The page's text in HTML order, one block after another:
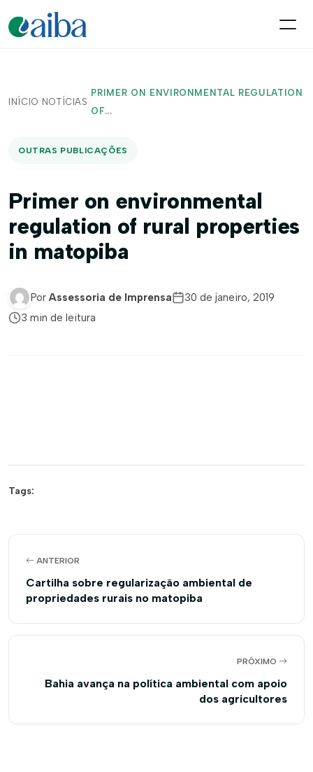
INÍCIO/ NOTÍCIAS /
PRIMER ON ENVIRONMENTAL REGULATION
OF...
OUTRAS PUBLICAÇÕES
Primer on environmental
regulation of rural properties
in matopiba
Por Assessoria de Imprensa
30 de janeiro, 2019
3 min de leitura
Tags:
ANTERIOR
Cartilha sobre regularização ambiental de
propriedades rurais no matopiba
PRÓXIMO
Bahia avança na política ambiental com apoio
dos agricultores